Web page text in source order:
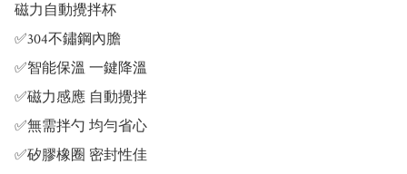
磁力自動攪拌杯
✅304不鏽鋼內膽
✅智能保溫 一鍵降溫
✅磁力感應 自動攪拌
✅無需拌勺 均勻省心
✅矽膠橡圈 密封性佳